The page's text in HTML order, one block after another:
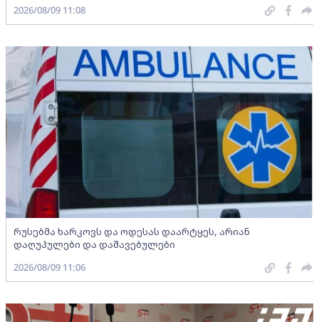
2026/08/09 11:08
რუსებმა ხარკოვს და ოდესას დაარტყეს, არიან
დაღუპულები და დაშავებულები
2026/08/09 11:06